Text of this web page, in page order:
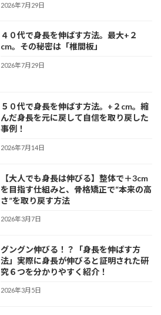
2026年7月29日
４０代で身長を伸ばす方法。最大+２
cm。その秘密は「椎間板」
2026年7月29日
５０代で身長を伸ばす方法。+２cm。縮
んだ身長を元に戻して自信を取り戻した
事例！
2026年7月14日
【大人でも身長は伸びる】整体で＋3cm
を目指す仕組みと、骨格矯正で“本来の高
さ”を取り戻す方法
2026年3月7日
グングン伸びる！？「身長を伸ばす方
法」実際に身長が伸びると証明された研
究６つを分かりやすく紹介！
2026年3月5日